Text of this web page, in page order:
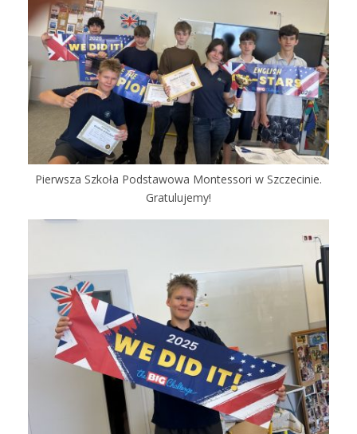
Pierwsza Szkoła Podstawowa Montessori w Szczecinie.
Gratulujemy!